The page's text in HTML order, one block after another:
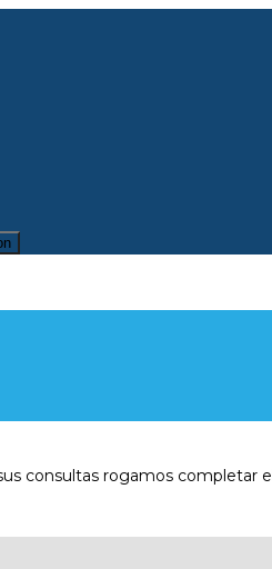
consultas rogamos completar